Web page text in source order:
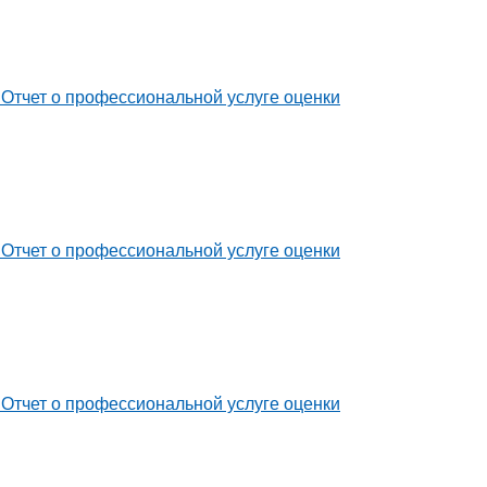
о профессиональной услуге оценки
о профессиональной услуге оценки
о профессиональной услуге оценки